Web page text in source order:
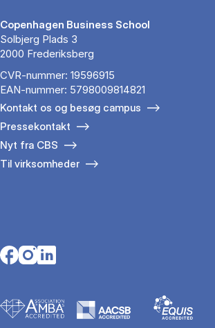
Copenhagen Business School
Solbjerg Plads 3
2000 Frederiksberg
CVR-nummer: 19596915
EAN-nummer: 5798009814821
Kontakt os og besøg campus
Pressekontakt
Nyt fra CBS
Til virksomheder
Opens in a new tab
Opens in a new tab
Opens in a new tab